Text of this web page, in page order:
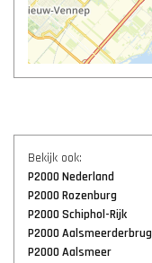
Bekijk ook:
P2000 Nederland
P2000 Rozenburg
P2000 Schiphol-Rijk
P2000 Aalsmeerderbrug
P2000 Aalsmeer